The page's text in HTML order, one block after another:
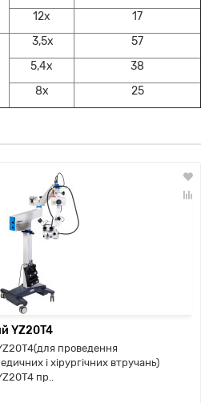
12х
17
3,5х
57
5,4х
38
8х
25
YZ20T4
проведення
і хірургічних втручань)
пр..